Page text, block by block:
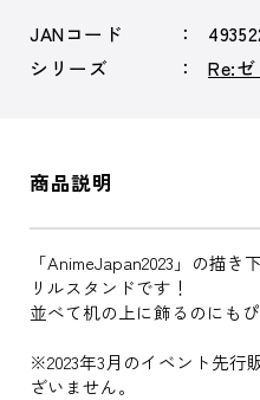
JANコード
シリーズ
Re:
商品説明
「AnimeJapan2023」の描
リルスタンドです！
並べて机の上に飾るのにも
※2023年3月のイベント先行
ざいません。